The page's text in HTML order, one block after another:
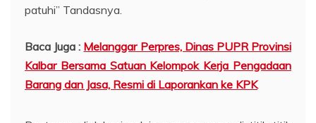
patuhi” Tandasnya.
Baca Juga : Melanggar Perpres, Dinas PUPR Provinsi
Kalbar Bersama Satuan Kelompok Kerja Pengadaan
Barang dan Jasa, Resmi di Laporankan ke KPK